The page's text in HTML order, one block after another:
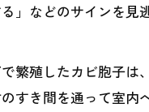
」などのサインを見
繁殖したカビ胞子は、
すき間を通って室内